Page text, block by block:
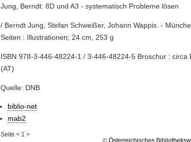
Jung, Berndt: 8D und A3 - systematisch Probleme lösen
/ Berndt Jung, Stefan Schweißer, Johann Wappis. -
Seiten : Illustrationen; 24 cm, 253 g
ISBN 978-3-446-48224-1 / 3-446-48224-5 Broschur : circa
(AT)
Quelle: DNB
biblio-net
mab2
Seite< 1 >
© Österreichisches